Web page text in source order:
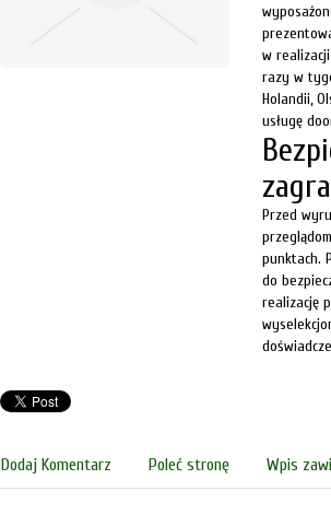
w
razy w
Holandii,
usługę
Przed
punktach.
do
realizację
Dodaj Komentarz Poleć stronę Wpis